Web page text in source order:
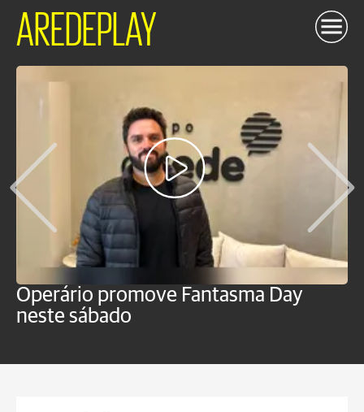
AREDEPLAY
Operário promove Fantasma Day
neste sábado